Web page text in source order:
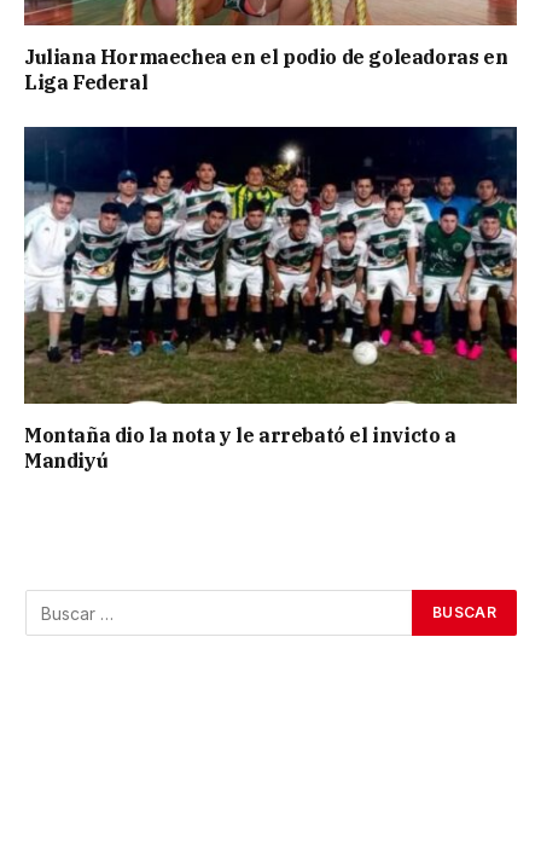
Juliana Hormaechea en el podio de goleadoras en
Liga Federal
Montaña dio la nota y le arrebató el invicto a
Mandiyú